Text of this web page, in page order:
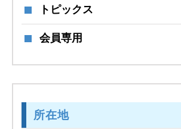
トピックス
会員専用
所在地